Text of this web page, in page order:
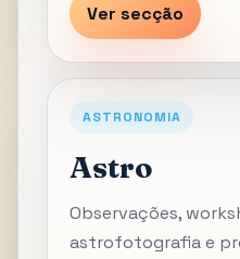
Ver secção
ASTRONOMIA
Astro
Observações,
astrofotografia e